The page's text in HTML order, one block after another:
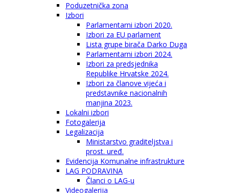
Poduzetnička zona
Izbori
Parlamentarni izbori 2020.
Izbori za EU parlament
Lista grupe birača Darko Duga
Parlamentarni izbori 2024.
Izbori za predsjednika
Republike Hrvatske 2024.
Izbori za članove vijeća i
predstavnike nacionalnih
manjina 2023.
Lokalni izbori
Fotogalerija
Legalizacija
Ministarstvo graditeljstva i
prost. uređ.
Evidencija Komunalne infrastrukture
LAG PODRAVINA
Članci o LAG-u
Videogalerija